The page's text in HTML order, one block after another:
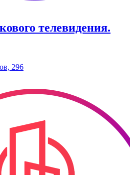
телевидения.
296